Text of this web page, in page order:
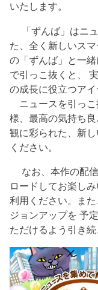
いたします。
「ずんば」はニュ
た、全く新しいス
の「ずんば」と一
で引っこ抜くと、
の成長に役立つアイ
ニュースを引っこ
様、最高の気持ち
観に彩られた、新
ください。
なお、本作の配信
ロードしてお楽し
利用ください。ま
ジョンアップを 予
ただけるよう引き